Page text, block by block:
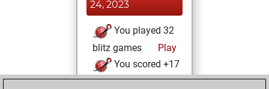
24, 2023
You played 32
blitz games
Play
You scored +17
=0 -15 in blitz